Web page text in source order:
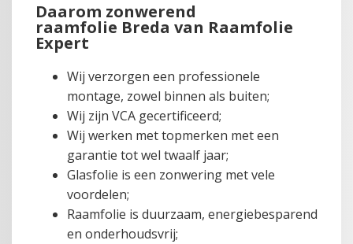
Daarom zonwerend
raamfolie Breda van Raamfolie
Expert
Wij verzorgen een professionele
montage, zowel binnen als buiten;
Wij zijn VCA gecertificeerd;
Wij werken met topmerken met een
garantie tot wel twaalf jaar;
Glasfolie is een zonwering met vele
voordelen;
Raamfolie is duurzaam, energiebesparend
en onderhoudsvrij;